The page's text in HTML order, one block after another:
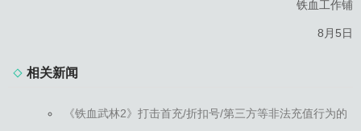
铁血工作铺
8月5日
相关新闻
《铁血武林2》打击首充/折扣号/第三方等非法充值行为的